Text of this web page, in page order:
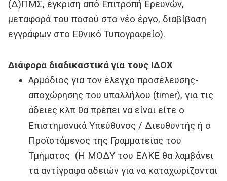
(Δ)ΠΜΣ, έγκριση από Επιτροπή Ερευνών,
μεταφορά του ποσού στο νέο έργο, διαβίβαση
εγγράφων στο Εθνικό Τυπογραφείο).
Διάφορα διαδικαστικά για τους ΙΔΟΧ
Αρμόδιος για τον έλεγχο προσέλευσης-
αποχώρησης του υπαλλήλου (timer), για τις
άδειες κλπ θα πρέπει να είναι είτε ο
Επιστημονικά Υπεύθυνος / Διευθυντής ή ο
Προϊστάμενος της Γραμματείας του
Τμήματος (Η ΜΟΔΥ του ΕΛΚΕ θα λαμβάνει
τα αντίγραφα αδειών για να καταχωρίζονται